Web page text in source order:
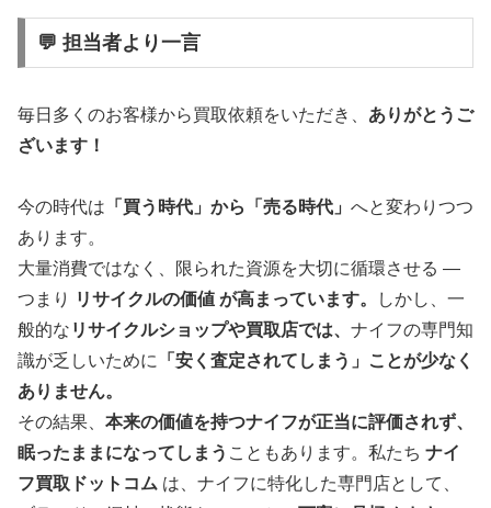
💬 担当者より一言
毎日多くのお客様から買取依頼をいただき、 ありがとうご
ざいます！
今の時代は 「買う時代」から「売る時代」 へと変わりつつ
あります。
大量消費ではなく、限られた資源を大切に循環させる ―
つまり
リサイクルの価値 が高まっています。
しかし、一
般的な リサイクルショップや買取店では、 ナイフの専門知
識が乏しいために
「安く査定されてしまう」ことが少なく
ありません。
その結果、 本来の価値を持つナイフが正当に評価されず、
眠ったままになってしまう こともあります。私たち ナイ
フ買取ドットコム は、ナイフに特化した専門店として、